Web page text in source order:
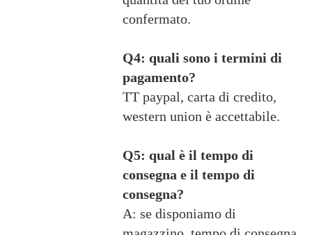
confermato.
Q4: quali sono i termini di
pagamento?
TT paypal, carta di credito,
western union è accettabile.
Q5: qual è il tempo di
consegna e il tempo di
consegna?
A: se disponiamo di